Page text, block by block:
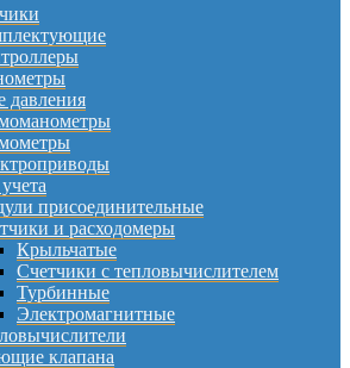
давления
присоединительные
и расходомеры
Крыльчатые
Счетчики с тепловычислителем
Турбинные
Электромагнитные
клапана